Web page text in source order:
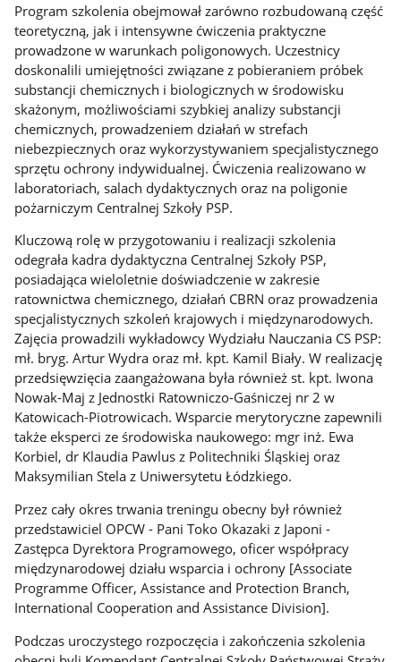
Program szkolenia obejmował zarówno rozbudowaną część
teoretyczną, jak i intensywne ćwiczenia praktyczne
prowadzone w warunkach poligonowych. Uczestnicy
doskonalili umiejętności związane z pobieraniem próbek
substancji chemicznych i biologicznych w środowisku
skażonym, możliwościami szybkiej analizy substancji
chemicznych, prowadzeniem działań w strefach
niebezpiecznych oraz wykorzystywaniem specjalistycznego
sprzętu ochrony indywidualnej. Ćwiczenia realizowano w
laboratoriach, salach dydaktycznych oraz na poligonie
pożarniczym Centralnej Szkoły PSP.
Kluczową rolę w przygotowaniu i realizacji szkolenia
odegrała kadra dydaktyczna Centralnej Szkoły PSP,
posiadająca wieloletnie doświadczenie w zakresie
ratownictwa chemicznego, działań CBRN oraz prowadzenia
specjalistycznych szkoleń krajowych i międzynarodowych.
Zajęcia prowadzili wykładowcy Wydziału Nauczania CS PSP:
mł. bryg. Artur Wydra oraz mł. kpt. Kamil Biały. W realizację
przedsięwzięcia zaangażowana była również st. kpt. Iwona
Nowak-Maj z Jednostki Ratowniczo-Gaśniczej nr 2 w
Katowicach-Piotrowicach. Wsparcie merytoryczne zapewnili
także eksperci ze środowiska naukowego: mgr inż. Ewa
Korbiel, dr Klaudia Pawlus z Politechniki Śląskiej oraz
Maksymilian Stela z Uniwersytetu Łódzkiego.
Przez cały okres trwania treningu obecny był również
przedstawiciel OPCW - Pani Toko Okazaki z Japoni -
Zastępca Dyrektora Programowego, oficer współpracy
międzynarodowej działu wsparcia i ochrony [Associate
Programme Officer, Assistance and Protection Branch,
International Cooperation and Assistance Division].
Podczas uroczystego rozpoczęcia i zakończenia szkolenia